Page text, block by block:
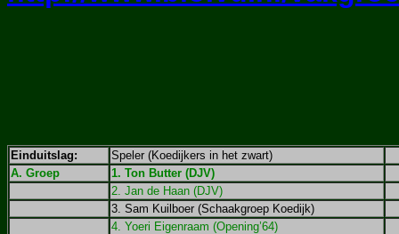
Einduitslag:
Speler (Koedijkers in het zwart)
A. Groep
1. Ton Butter (DJV)
2. Jan de Haan (DJV)
3. Sam Kuilboer (Schaakgroep Koedijk)
4. Yoeri Eigenraam (Opening’64)